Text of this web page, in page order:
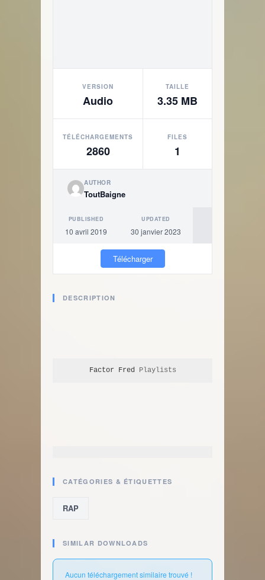
VERSION
Audio
TAILLE
3.35 MB
TÉLÉCHARGEMENTS
2860
FILES
1
AUTHOR
ToutBaigne
PUBLISHED
10 avril 2019
UPDATED
30 janvier 2023
Télécharger
DESCRIPTION
Factor Fred Playlists
CATÉGORIES & ÉTIQUETTES
RAP
SIMILAR DOWNLOADS
Aucun téléchargement similaire trouvé !